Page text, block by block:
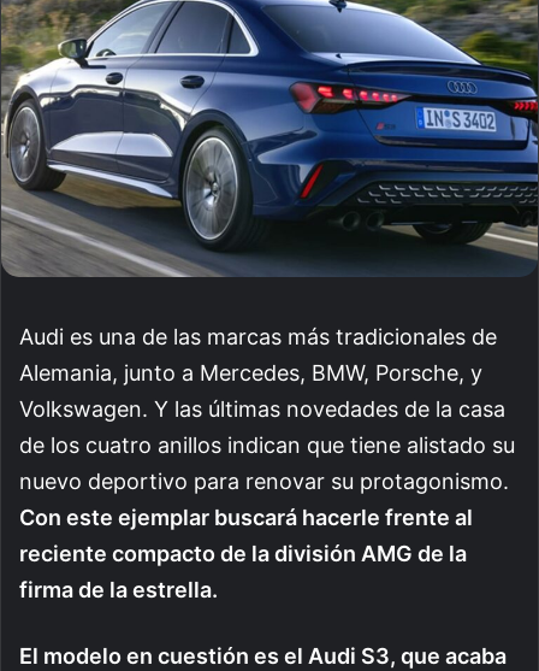
Audi es una de las marcas más tradicionales de
Alemania, junto a Mercedes, BMW, Porsche, y
Volkswagen. Y las últimas novedades de la casa
de los cuatro anillos indican que tiene alistado su
nuevo deportivo para renovar su protagonismo.
Con este ejemplar buscará hacerle frente al
reciente compacto de la división AMG de la
firma de la estrella.
El modelo en cuestión es el Audi S3, que acaba